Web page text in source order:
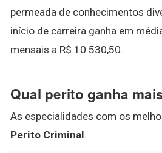
permeada de conhecimentos
início de carreira ganha em
mensais a R$ 10.530,50.
Qual perito ganha
As especialidades com os
Perito Criminal.